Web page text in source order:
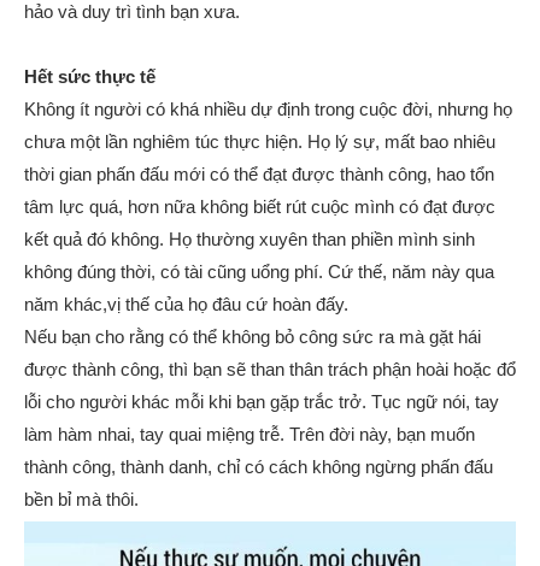
hảo và duy trì tình bạn xưa.
Hết sức thực tế
Không ít người có khá nhiều dự định trong cuộc đời, nhưng họ
chưa một lần nghiêm túc thực hiện. Họ lý sự, mất bao nhiêu
thời gian phấn đấu mới có thể đạt được thành công, hao tổn
tâm lực quá, hơn nữa không biết rút cuộc mình có đạt được
kết quả đó không. Họ thường xuyên than phiền mình sinh
không đúng thời, có tài cũng uổng phí. Cứ thế, năm này qua
năm khác,vị thế của họ đâu cứ hoàn đấy.
Nếu bạn cho rằng có thể không bỏ công sức ra mà gặt hái
được thành công, thì bạn sẽ than thân trách phận hoài hoặc đổ
lỗi cho người khác mỗi khi bạn gặp trắc trở. Tục ngữ nói, tay
làm hàm nhai, tay quai miệng trễ. Trên đời này, bạn muốn
thành công, thành danh, chỉ có cách không ngừng phấn đấu
bền bỉ mà thôi.